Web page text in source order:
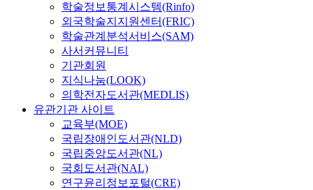
학술정보통계시스템(Rinfo)
외국학술지지원센터(FRIC)
학술관계분석서비스(SAM)
사서커뮤니티
기관회원
지식나눔(LOOK)
의학전자도서관(MEDLIS)
유관기관 사이트
교육부(MOE)
국립장애인도서관(NLD)
국립중앙도서관(NL)
국회도서관(NAL)
연구윤리정보포털(CRE)